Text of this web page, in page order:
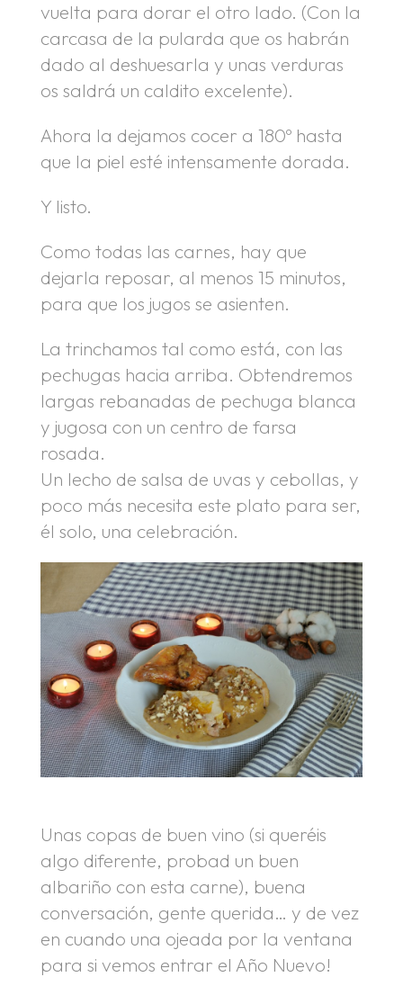
vuelta para dorar el otro lado. (Con la
carcasa de la pularda que os habrán
dado al deshuesarla y unas verduras
os saldrá un caldito excelente).
Ahora la dejamos cocer a 180º hasta
que la piel esté intensamente dorada.
Y listo.
Como todas las carnes, hay que
dejarla reposar, al menos 15 minutos,
para que los jugos se asienten.
La trinchamos tal como está, con las
pechugas hacia arriba. Obtendremos
largas rebanadas de pechuga blanca
y jugosa con un centro de farsa
rosada.
Un lecho de salsa de uvas y cebollas, y
poco más necesita este plato para ser,
él solo, una celebración.
Unas copas de buen vino (si queréis
algo diferente, probad un buen
albariño con esta carne), buena
conversación, gente querida… y de vez
en cuando una ojeada por la ventana
para si vemos entrar el Año Nuevo!